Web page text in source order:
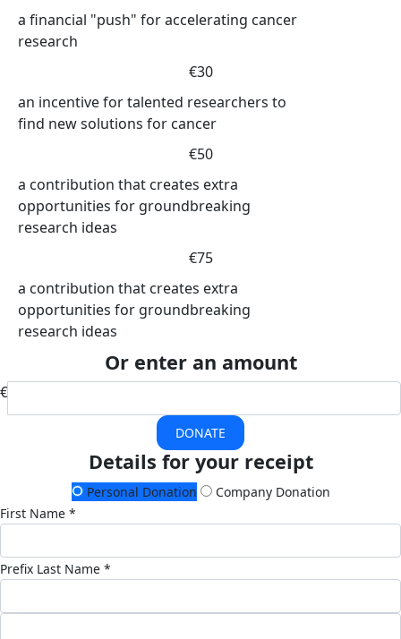
a financial "push" for accelerating cancer
research
€30
an incentive for talented researchers to
find new solutions for cancer
€50
a contribution that creates extra
opportunities for groundbreaking
research ideas
€75
a contribution that creates extra
opportunities for groundbreaking
research ideas
Or enter an amount
€
DONATE
Details for your receipt
Personal Donation
Company Donation
First Name *
Prefix Last Name *